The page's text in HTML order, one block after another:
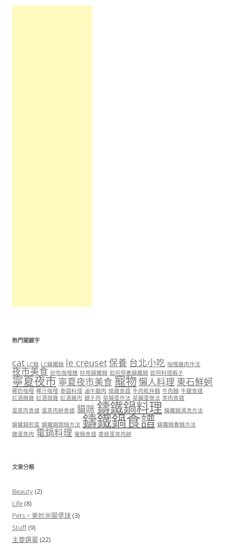
熱門關鍵字
cat LC鍋 LC鑄鐵鍋 le creuset保養 台北小吃 咖哩雞肉作法
夜市美食 好吃咖哩雞 好用鑄鐵鍋 如何保養鑄鐵鍋 如何料理蝦子
寧夏夜市 寧夏夜市美食 寵物懶人料理 東石鮮蚵
椰奶咖哩 椰汁咖哩 泰國料理 滷牛腱肉 燒雞食譜 牛肉乾拌麵 牛肉麵 牛腱食譜
紅酒燉雞 紅酒燒雞 紅酒雞肉 腱子肉 菜脯蛋作法 菜脯蛋做法 蒸肉食譜
蛋蒸肉食譜 蛋蒸肉餅食譜 貓咪 鑄鐵鍋料理 鑄鐵鍋清洗方法
鑄鐵鍋煎蛋 鑄鐵鍋開鍋方法 鑄鐵鍋食譜 鑄鐵鍋養鍋方法
雞蛋蒸肉 電鍋料理 電鍋食譜 香菇蛋蒸肉餅
文章分類
Beauty(2)
Life(8)
Pets。美妙米腸堡球(3)
Stuff(9)
主要選單(22)